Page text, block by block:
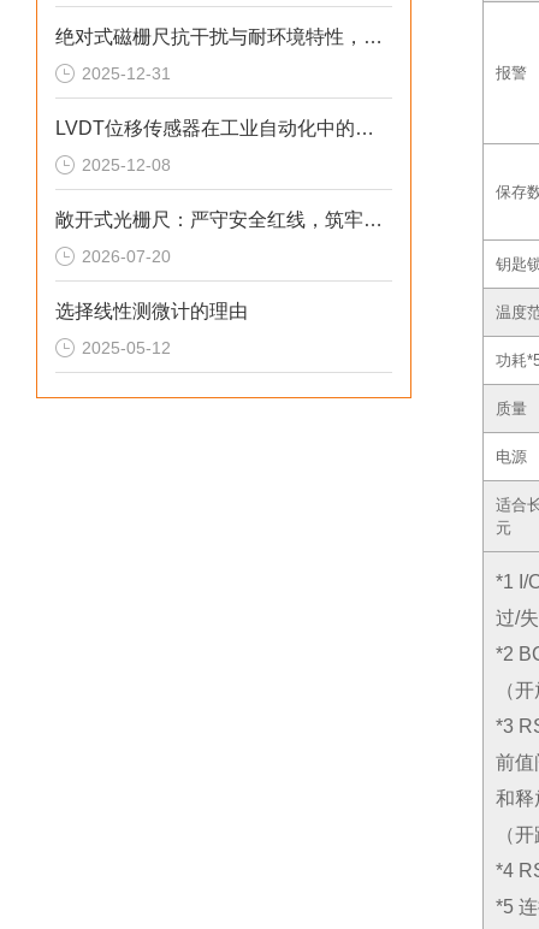
绝对式磁栅尺抗干扰与耐环境特性，适配复杂工况
2025-12-31
LVDT位移传感器在工业自动化中的应用
2025-12-08
敞开式光栅尺：严守安全红线，筑牢精密测量运行屏障
2026-07-20
选择线性测微计的理由
2025-05-12
*1 I/
过/
*2
（
*3
前值
和释
（
*4
*5
报警
保存
钥匙
温度
功耗
质量
电源
适合
元